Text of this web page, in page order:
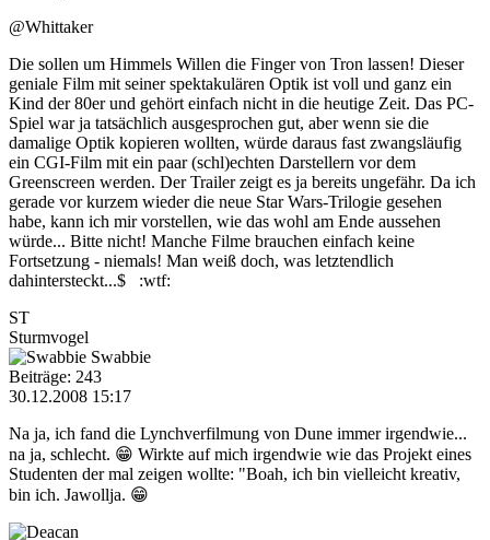
@Whittaker
Die sollen um Himmels Willen die Finger von Tron lassen! Dieser
geniale Film mit seiner spektakulären Optik ist voll und ganz ein
Kind der 80er und gehört einfach nicht in die heutige Zeit. Das PC-
Spiel war ja tatsächlich ausgesprochen gut, aber wenn sie die
damalige Optik kopieren wollten, würde daraus fast zwangsläufig
ein CGI-Film mit ein paar (schl)echten Darstellern vor dem
Greenscreen werden. Der Trailer zeigt es ja bereits ungefähr. Da ich
gerade vor kurzem wieder die neue Star Wars-Trilogie gesehen
habe, kann ich mir vorstellen, wie das wohl am Ende aussehen
würde... Bitte nicht! Manche Filme brauchen einfach keine
Fortsetzung - niemals! Man weiß doch, was letztendlich
dahintersteckt...$ :wtf:
ST
Sturmvogel
Swabbie
Beiträge: 243
30.12.2008 15:17
Na ja, ich fand die Lynchverfilmung von Dune immer irgendwie...
na ja, schlecht. 😁 Wirkte auf mich irgendwie wie das Projekt eines
Studenten der mal zeigen wollte: "Boah, ich bin vielleicht kreativ,
bin ich. Jawollja. 😁